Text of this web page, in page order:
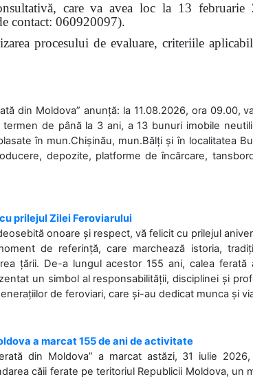
care va avea loc la 13
contact: 060920097).
procesului de evaluare, criteriile
din Moldova” anunță: la 11.08.2026, ora 09.00,
de până la 3 ani, a 13 bunuri imobile
în mun.Chișinău, mun.Bălți și în localitatea
depozite, platforme de încărcare,
prilejul Zilei Feroviarului
onoare și respect, vă felicit cu prilejul
de referință, care marchează istoria,
țării. De-a lungul acestor 155 ani, calea
un simbol al responsabilității, disciplinei și
de feroviari, care și-au dedicat munca și
a marcat 155 de ani de activitate
din Moldova” a marcat astăzi, 31 iulie
căii ferate pe teritoriul Republicii Moldova, un